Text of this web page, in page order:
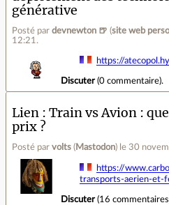
générative
Posté par devnewton 🍺 (site web
12:21 .
https://
Discuter(0 commentaire).
Lien
Train vs Avion :
prix ?
Posté par volts ( Mastodon) le 30
https://
transports-aerien-et-
Discuter(16 commentaires